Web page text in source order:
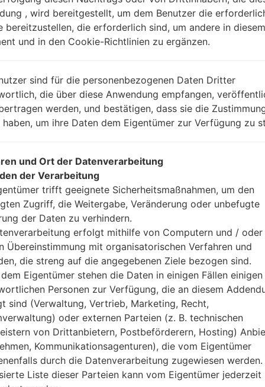
LGF670S(LGF670S)
Modell und seine Eigenschaften
LGF670S
LG K10 LTE
Januar, 2016
8.8 millimeter (0.35 Zoll)
146 x 74.8 millimeter (5.75 x
142 gramm (5.01 unzen)
Android 6.0.x Marshmallow
, wird bereitgestellt, um dem Benutzer die
bereitzustellen, die erforderlich sind, um andere in diesem
und in den Cookie-Richtlinien zu ergänzen.
sind für die personenbezogenen Daten Dritter
die über diese Anwendung empfangen,
werden, und bestätigen, dass sie die
um ihre Daten dem Eigentümer zur Verfügung zu
und Ort der Datenverarbeitung
der Verarbeitung
trifft geeignete Sicherheitsmaßnahmen, um den
Zugriff, die Weitergabe, Veränderung oder unbefugte
der Daten zu verhindern.
erfolgt mithilfe von Computern und / oder
Übereinstimmung mit organisatorischen Verfahren und
die streng auf die angegebenen Ziele bezogen sind.
Eigentümer stehen die Daten in einigen Fällen einigen
Personen zur Verfügung, die an diesem
sind (Verwaltung, Vertrieb, Marketing, Recht,
oder externen Parteien (z. B. technischen
von Drittanbietern, Postbeförderern, Hosting)
Kommunikationsagenturen), die vom Eigentümer
durch die Datenverarbeitung zugewiesen werden.
Liste dieser Parteien kann vom Eigentümer jederzeit